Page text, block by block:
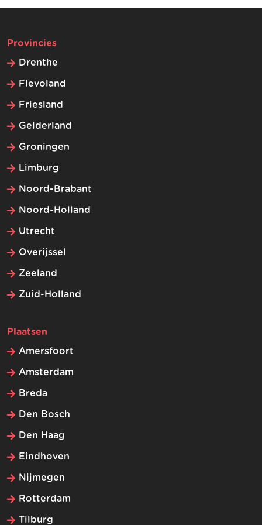
Provincies
Drenthe
Flevoland
Friesland
Gelderland
Groningen
Limburg
Noord-Brabant
Noord-Holland
Utrecht
Overijssel
Zeeland
Zuid-Holland
Plaatsen
Amersfoort
Amsterdam
Breda
Den Bosch
Den Haag
Eindhoven
Nijmegen
Rotterdam
Tilburg